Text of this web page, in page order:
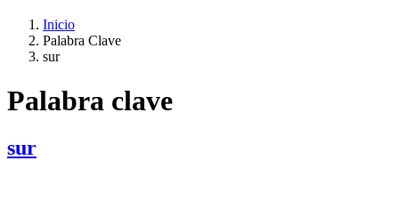
Inicio
Palabra Clave
sur
Palabra clave
sur